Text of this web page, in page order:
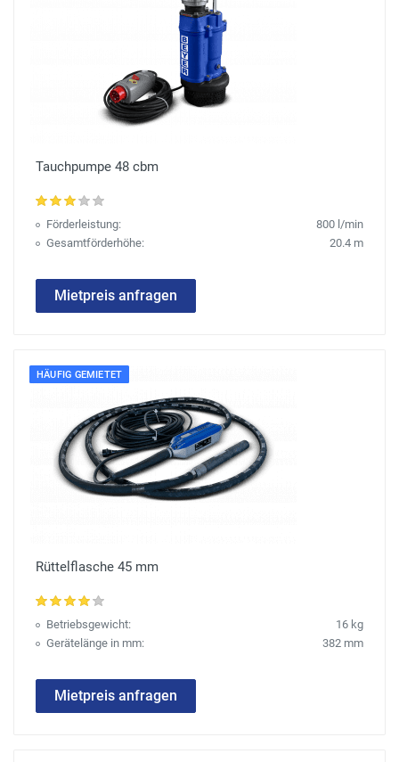
Tauchpumpe 48 cbm
Förderleistung:
800 l/min
Gesamtförderhöhe:
20.4 m
Mietpreis anfragen
HÄUFIG GEMIETET
Rüttelflasche 45 mm
Betriebsgewicht:
16 kg
Gerätelänge in mm:
382 mm
Mietpreis anfragen